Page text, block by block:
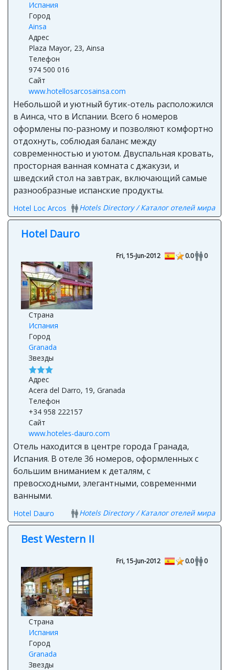
Испания
Город
Ainsa
Адрес
Plaza Mayor, 23, Ainsa
Телефон
974 500 016
Сайт
www.hotellosarcosainsa.com
Небольшой и уютный бутик-отель расположился
в Аинса, что в Испании. Всего 6 номеров
оформлены по-разному и позволяют комфортно
отдохнуть, соблюдая баланс между
современностью и уютом. Двуспальная кровать,
просторная ванная комната с джакузи, и
шведский стол на завтрак, включающий самые
разнообразные испанские продукты.
Hotel Loc Arcos Hotels Directory / Каталог отелей мира
Hotel Dauro
Fri, 15-Jun-2012 0.0 0
Страна
Испания
Город
Granada
Звезды
Адрес
Acera del Darro, 19, Granada
Телефон
+34 958 222157
Сайт
www.hoteles-dauro.com
Отель находится в центре города Гранада,
Испания. В отеле 36 номеров, оформленных с
большим вниманием к деталям, с
превосходными, элегантными, современнми
ванными.
Hotel Dauro Hotels Directory / Каталог отелей мира
Best Western II
Fri, 15-Jun-2012 0.0 0
Страна
Испания
Город
Granada
Звезды